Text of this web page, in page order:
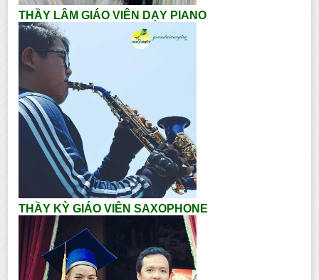
THẦY LÂM GIÁO VIÊN DẠY PIANO
THẦY KỲ GIÁO VIÊN SAXOPHONE